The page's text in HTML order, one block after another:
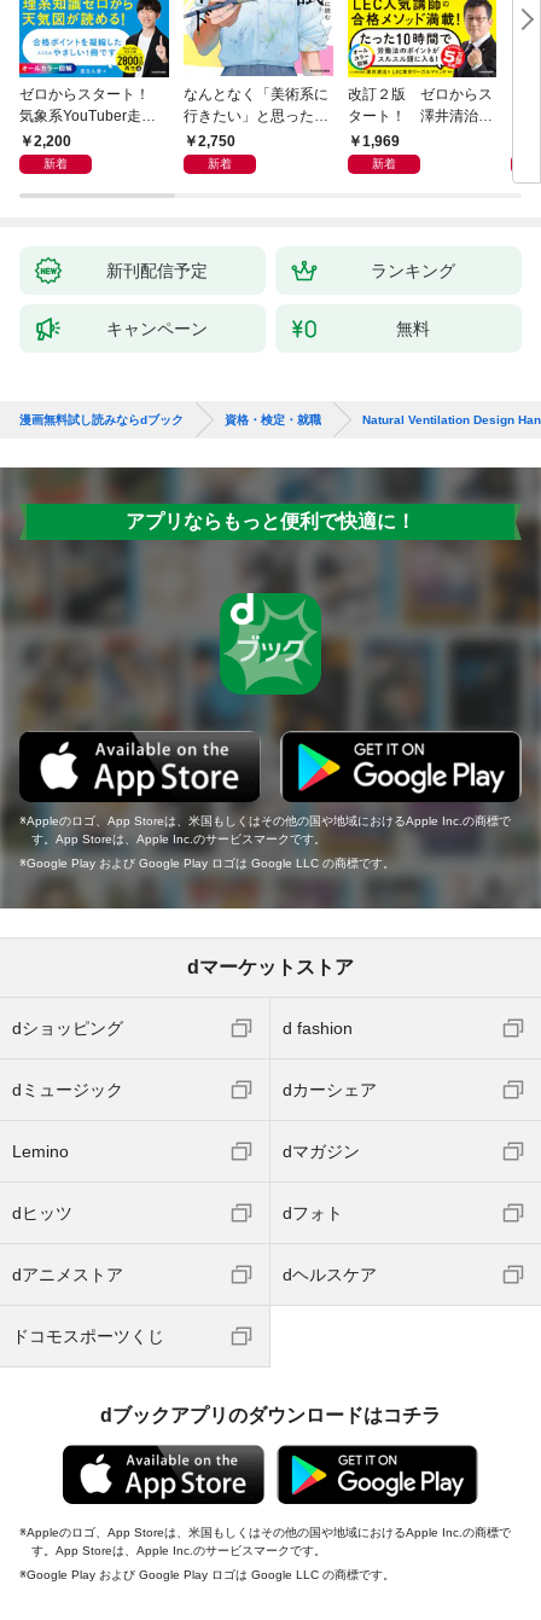
ゼロからスタート！
気象系YouTuber走る
人参の気象予報士１冊
目の教科書
2,200
新着
なんとなく「美術系に
行きたい」と思ったと
きに読む 美大入試完
全ガイド
2,750
新着
改訂２版 ゼロからス
タート！ 澤井清治の
社労士１冊目の教科書
1,969
新着
新刊配信予定 ランキング
キャンペーン 無料
漫画無料試し読みならdブック 資格・検定・就職 Natural Ventilation Design
アプリならもっと便利で快適に！
Appleのロゴ、App Storeは、米国もしくはその他の国や地域におけるApple Inc.の商標で
す。App Storeは、Apple Inc.のサービスマークです。
Google Play および Google Play ロゴは Google LLC の商標です。
dマーケットストア
dショッピング d fashion
dミュージック dカーシェア
Lemino dマガジン
dヒッツ dフォト
dアニメストア dヘルスケア
ドコモスポーツくじ
dブックアプリのダウンロードはコチラ
Appleのロゴ、App Storeは、米国もしくはその他の国や地域におけるApple Inc.の商標で
す。App Storeは、Apple Inc.のサービスマークです。
Google Play および Google Play ロゴは Google LLC の商標です。